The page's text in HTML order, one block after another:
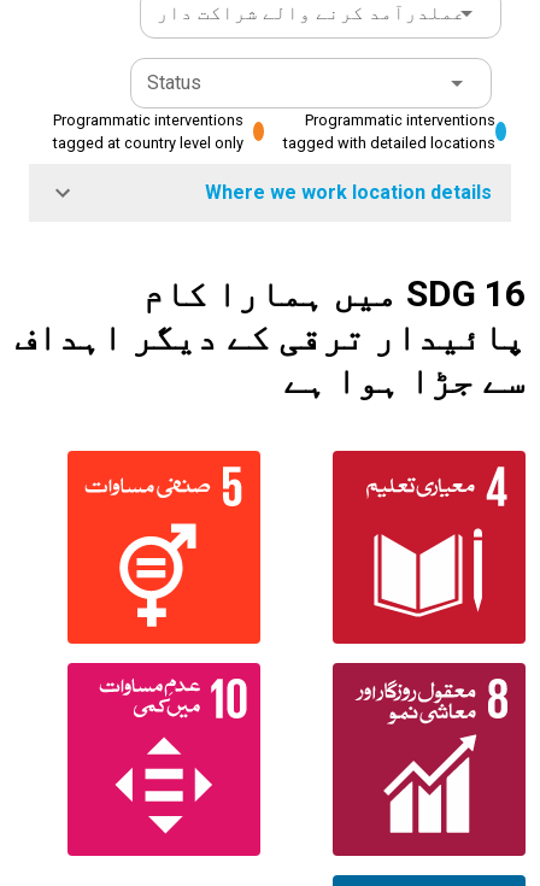
عملدرآمد کرنے والے شراکت دار
Status
Programmatic interventions
tagged with detailed locations
Programmatic interventions
tagged at country level only
Where we work location details
SDG 16 میں ہمارا کام
پائیدار ترقی کے دیگر اہداف
سے جڑا ہوا ہے